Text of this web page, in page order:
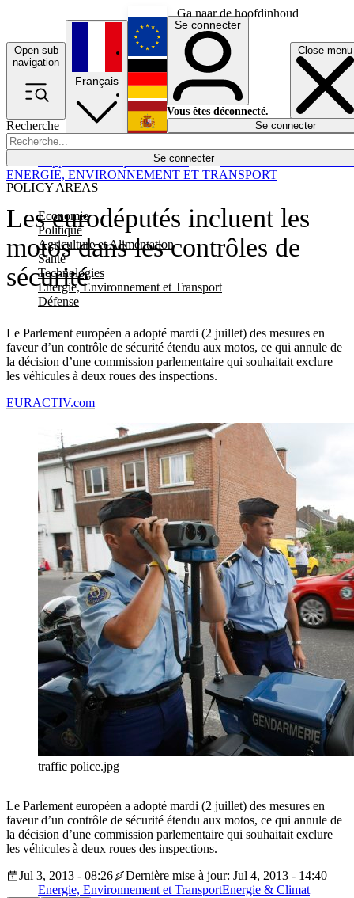
Ga naar de hoofdinhoud
Open sub
navigation
Close menu
Recherche
Se connecter
POLICY AREAS
Economie
Politique
Agriculture et Alimentation
Santé
Technologies
Energie, Environnement et Transport
Défense
Économie
Français
English
Deutsch
Español
Se connecter
Vous êtes déconnecté.
Se connecter
Les eurodéputés incluent les
motos dans les contrôles de
sécurité
Le Parlement européen a adopté mardi (2 juillet) des mesures en
faveur d’un contrôle de sécurité étendu aux motos, ce qui annule de
la décision d’une commission parlementaire qui souhaitait exclure
les véhicules à deux roues des inspections.
ENERGIE, ENVIRONNEMENT ET TRANSPORT
EURACTIV.com
traffic police.jpg
Le Parlement européen a adopté mardi (2 juillet) des mesures en
faveur d’un contrôle de sécurité étendu aux motos, ce qui annule de
la décision d’une commission parlementaire qui souhaitait exclure
les véhicules à deux roues des inspections.
Jul 3, 2013 - 08:26
Dernière mise à jour: Jul 4, 2013 - 14:40
Energie, Environnement et TransportEnergie & Climat